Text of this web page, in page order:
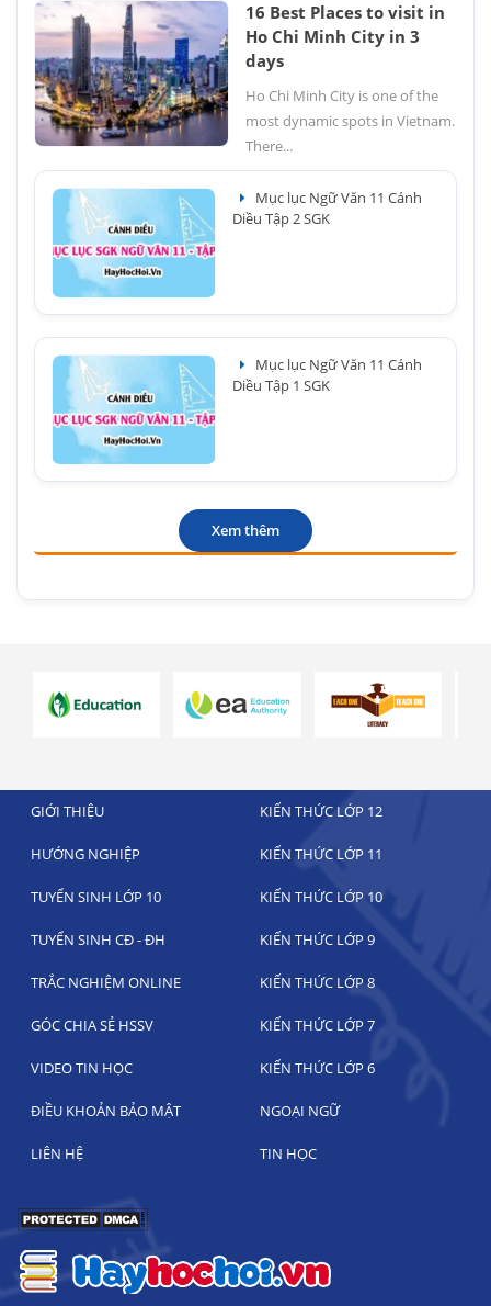
16 Best Places to visit in
Ho Chi Minh City in 3
days
Ho Chi Minh City is one of the
most dynamic spots in Vietnam.
There...
Mục lục Ngữ Văn 11 Cánh
Diều Tập 2 SGK
Mục lục Ngữ Văn 11 Cánh
Diều Tập 1 SGK
Xem thêm
GIỚI THIỆU KIẾN THỨC LỚP 12
HƯỚNG NGHIỆP KIẾN THỨC LỚP 11
TUYỂN SINH LỚP 10 KIẾN THỨC LỚP 10
TUYỂN SINH CĐ - ĐH KIẾN THỨC LỚP 9
TRẮC NGHIỆM ONLINE KIẾN THỨC LỚP 8
GÓC CHIA SẺ HSSV KIẾN THỨC LỚP 7
VIDEO TIN HỌC KIẾN THỨC LỚP 6
ĐIỀU KHOẢN BẢO MẬT NGOẠI NGỮ
LIÊN HỆ TIN HỌC